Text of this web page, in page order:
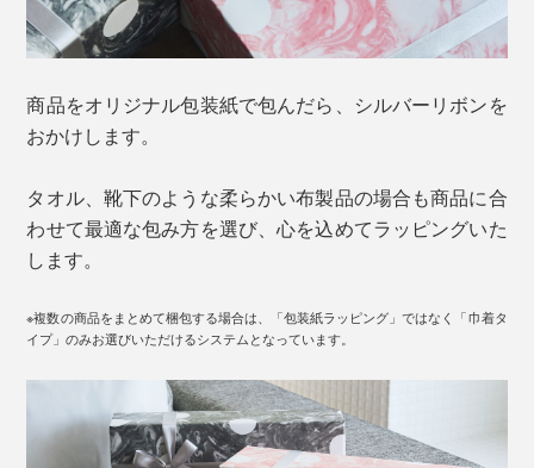
商品をオリジナル包装紙で包んだら、シルバーリボンを
おかけします。
タオル、靴下のような柔らかい布製品の場合も商品に合
わせて最適な包み方を選び、心を込めてラッピングいた
します。
※複数の商品をまとめて梱包する場合は、「包装紙ラッピング」ではなく「巾着タ
イプ」のみお選びいただけるシステムとなっています。